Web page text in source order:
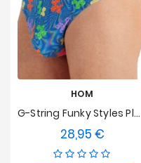
HOM
G-String Funky Styles Playful Dogs HOM Limited Edition
28,95 €Preis